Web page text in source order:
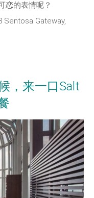
恋的表情呢？
Sentosa Gateway,
，来一口Salt